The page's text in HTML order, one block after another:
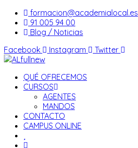
Saltar
contenido
formacion@academialocal.es
91 005 94 00
Blog / Noticias
Facebook
Instagram Twitter
QUÉ OFRECEMOS
CURSOS
AGENTES
MANDOS
CONTACTO
CAMPUS ONLINE